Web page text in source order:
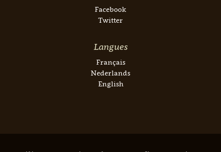
Facebook
Twitter
Langues
Français
Nederlands
English